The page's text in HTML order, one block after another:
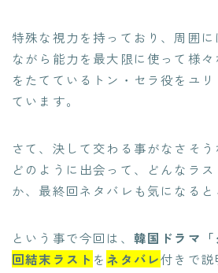
特殊な視力を持っており、周囲
ながら能力を最大限に使って様
をたてているトン・セラ役をユ
ています。
さて、決して交わる事がなさそ
どのように出会って、どんなラ
か、最終回ネタバレも気になると
という事で今回は、 韓国ドラマ「
回結末ラスト を ネタバレ付きで説